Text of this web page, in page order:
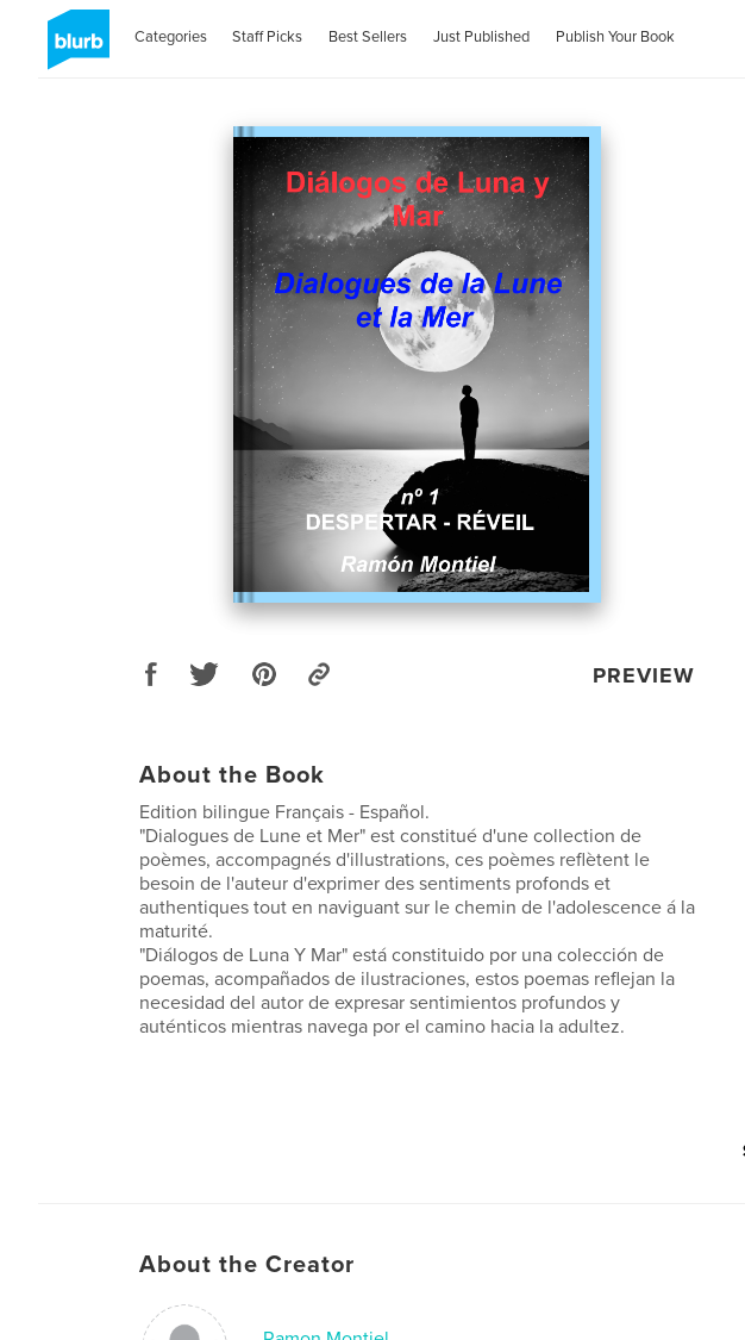
Categories Staff Picks Best Sellers Just Published Publish Your Book
PREVIEW
About the Book
Edition bilingue Français - Español.
"Dialogues de Lune et Mer" est constitué d'une collection de
poèmes, accompagnés d'illustrations, ces poèmes reflètent le
besoin de l'auteur d'exprimer des sentiments profonds et
authentiques tout en naviguant sur le chemin de l'adolescence á la
maturité.
"Diálogos de Luna Y Mar" está constituido por una colección de
poemas, acompañados de ilustraciones, estos poemas reflejan la
necesidad del autor de expresar sentimientos profundos y
auténticos mientras navega por el camino hacia la adultez.
About the Creator